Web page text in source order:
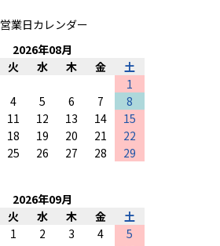
営業日カレンダー
2026年08月
火 水 木 金
土
1
4 5 6 7
8
11 12 13 14
15
18 19 20 21
22
25 26 27 28
29
2026年09月
火 水 木 金
土
1
2 3 4
5